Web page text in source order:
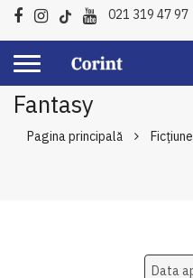
021 319 47 97
Fantasy
Pagina principală Ficțiune